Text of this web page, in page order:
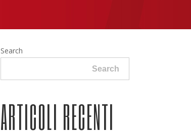
Search
Search
ARTICOLI RECENTI